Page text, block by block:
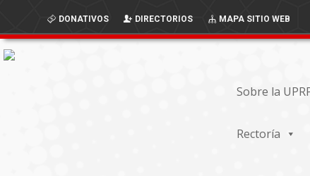
Content
navigation
DONATIVOS DIRECTORIOS MAPA SITIO WEB
Sobre la
Rectoría